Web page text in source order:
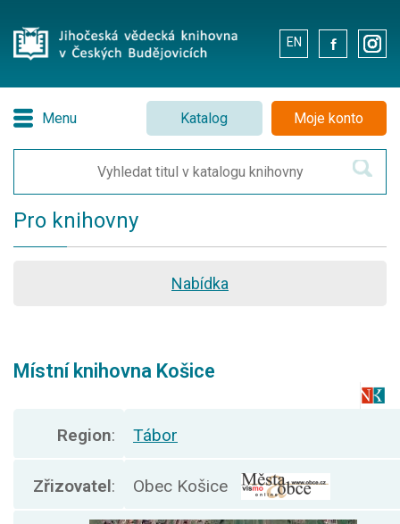
EN . .
Menu Katalog Moje konto
Pro knihovny
Nabídka
Místní knihovna Košice
Region: Tábor
Zřizovatel: Obec Košice